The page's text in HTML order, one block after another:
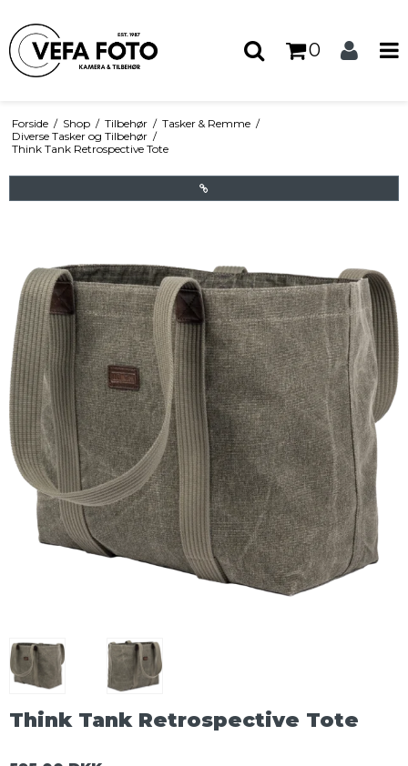
0
Forside / Shop / Tilbehør / Tasker & Remme /
Diverse Tasker og Tilbehør /
Think Tank Retrospective Tote
Think Tank Retrospective Tote